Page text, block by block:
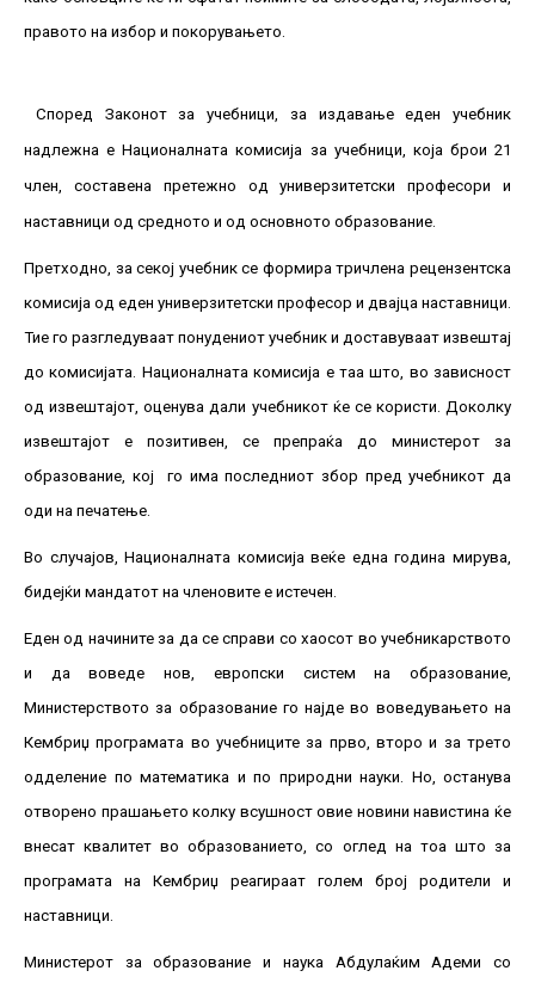
правото на избор и покорувањето.
Според Законот за учебници, за издавање еден учебник
надлежна е Националната комисија за учебници, која брои 21
член, составена претежно од универзитетски професори и
наставници од средното и од основното образование.
Претходно, за секој учебник се формира тричлена рецензентска
комисија од еден универзитетски професор и двајца наставници.
Тие го разгледуваат понудениот учебник и доставуваат извештај
до комисијата. Националната комисија е таа што, во зависност
од извештајот, оценува дали учебникот ќе се користи. Доколку
извештајот е позитивен, се препраќа до министерот за
образование, кој го има последниот збор пред учебникот да
оди на печатење.
Во случајов, Националната комисија веќе една година мирува,
бидејќи мандатот на членовите е истечен.
Еден од начините за да се справи со хаосот во учебникарството
и да воведе нов, европски систем на образование,
Министерството за образование го најде во воведувањето на
Кембриџ програмата во учебниците за прво, второ и за трето
одделение по математика и по природни науки. Но, останува
отворено прашањето колку всушност овие новини навистина ќе
внесат квалитет во образованието, со оглед на тоа што за
програмата на Кембриџ реагираат голем број родители и
наставници.
Министерот за образование и наука Абдулаќим Адеми со